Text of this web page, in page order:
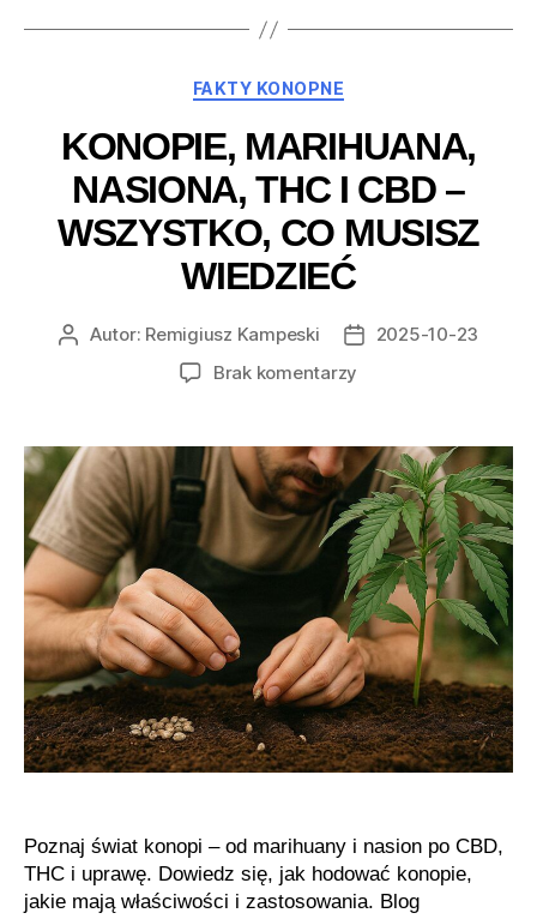
Kategorie
FAKTY KONOPNE
KONOPIE, MARIHUANA,
NASIONA, THC I CBD –
WSZYSTKO, CO MUSISZ
WIEDZIEĆ
AutorAutor: Remigiusz Kampeski
Data2025-10-23
Brak komentarzy
nasiona,
THC
i
CBD
–
wszystko,
co
musisz
wiedzieć
Poznaj świat konopi – od marihuany i nasion po CBD,
THC i uprawę. Dowiedz się, jak hodować konopie,
jakie mają właściwości i zastosowania. Blog